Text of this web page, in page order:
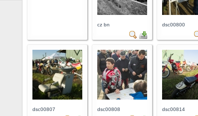
cz bn dsc00800
dsc00807 dsc00808 dsc00814